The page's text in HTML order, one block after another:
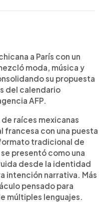
una colección
moda urbana y una
Según AFP, el
espectáculo
un rol central, con
Lunay, Mahmood y
destacó por su
con
y pantalones
como cazadoras
mezcló tonos
El show, titulado
de identidad,
a París con un
moda, música y
su propuesta
del calendario
AFP.
raíces mexicanas
francesa con una puesta
tradicional de
presentó como una
desde la identidad
intención narrativa. Más
pensado para
múltiples lenguajes.